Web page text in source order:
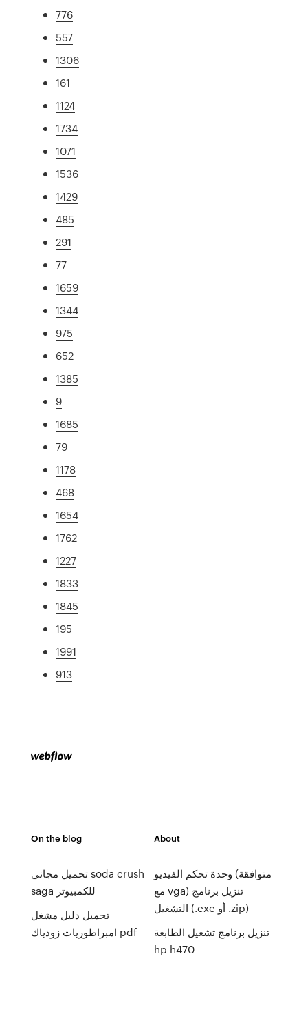
776
557
1306
161
1124
1734
1071
1536
1429
485
291
77
1659
1344
975
652
1385
9
1685
79
1178
468
1654
1762
1227
1833
1845
195
1991
913
On the blog
تحميل مجاني soda crush
saga للكمبيوتر
تحميل دليل مشغل
امبراطوريات زودياك pdf
About
وحدة تحكم الفيديو (متوافقة
مع vga) تنزيل برنامج
التشغيل (.exe أو .zip)
تنزيل برنامج تشغيل الطابعة
hp h470